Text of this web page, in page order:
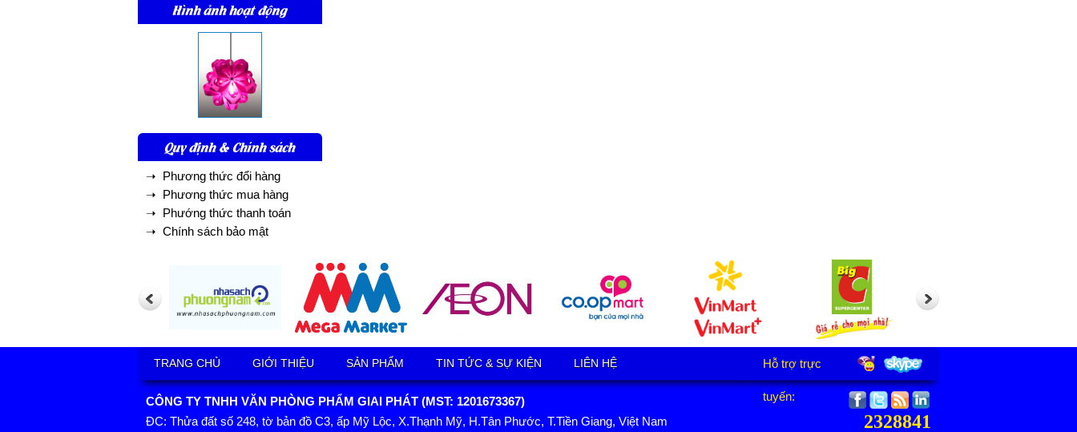
Hình ảnh hoạt động
Quy định & Chính sách
➝ Phương thức đổi hàng
➝ Phương thức mua hàng
➝ Phướng thức thanh toán
➝ Chính sách bảo mật
TRANG CHỦ GIỚI THIỆU SẢN PHẨM TIN TỨC & SỰ KIỆN LIÊN HỆ Hỗ trợ trực
tuyến:
CÔNG TY TNHH VĂN PHÒNG PHẨM GIAI PHÁT (MST: 1201673367)
ĐC: Thửa đất số 248, tờ bản đồ C3, ấp Mỹ Lộc, X.Thạnh Mỹ, H.Tân Phước, T.Tiền Giang, Việt Nam
2328841